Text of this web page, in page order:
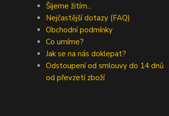
Šijeme žitím...
Nejčastější dotazy (FAQ)
Obchodní podmínky
Co umíme?
Jak se na nás doklepat?
Odstoupení od smlouvy do 14 dnů
od převzetí zboží